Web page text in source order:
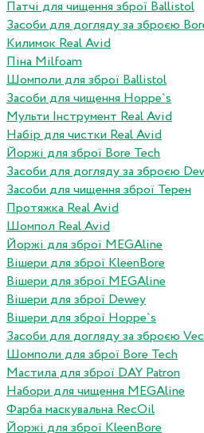
Патчі для чищення зброї Ballistol
Засоби для догляду за зброєю
Килимок Real Avid
Піна Milfoam
Шомполи для зброї Ballistol
Засоби для чищення Hoppe`s
Мульти Інструмент Real Avid
Набір для чистки Real Avid
Йоржі для зброї Bore Tech
Засоби для догляду за зброєю
Засоби для чищення зброї Терен
Протяжка Real Avid
Шомпол Real Avid
Йоржі для зброї MEGAline
Вішери для зброї KleenBore
Вішери для зброї MEGAline
Вішери для зброї Dewey
Вішери для зброї Hoppe`s
Засоби для догляду за зброєю
Шомполи для зброї Bore Tech
Мастила для зброї DAY Patron
Набори для чищення MEGAline
Фарба маскувальна RecOil
Йоржі для зброї KleenBore